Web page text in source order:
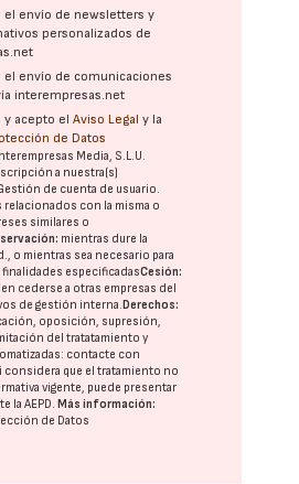
el envío de newsletters y
personalizados de
el envío de comunicaciones
interempresas.net
y acepto elAviso Legal y la
de Datos
Interempresas Media, S.L.U.
a nuestra(s)
de cuenta de usuario.
relacionados con la misma o
similares o
mientras dure la
o mientras sea necesario para
finalidades especificadasCesión:
cederse a otras empresas del
de gestión interna. Derechos:
oposición, supresión,
del tratatamiento y
contacte con
considera que el tratamiento no
vigente, puede presentar
laAEPD. Más información:
de Datos